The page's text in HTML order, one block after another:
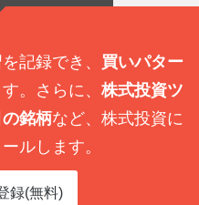
記録でき、 買いパター
。さらに、 株式投資ツ
銘柄など、株式投資に
ルします。
録(無料)